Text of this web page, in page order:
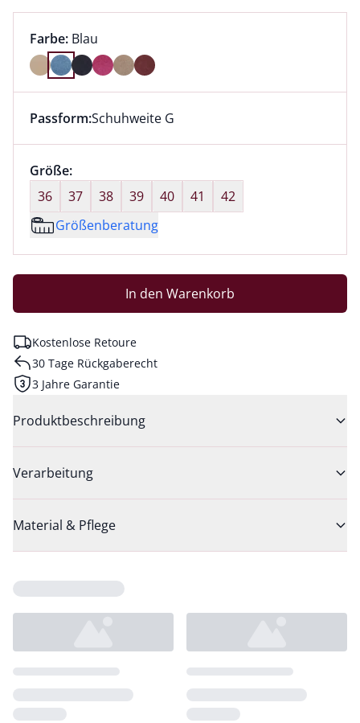
Farbauswahl:
Farbe: aktuell ausgewählt:
Blau
Farbe Blau ausgewählt
Dieser Artikel hat die Passform Schuhweite G. für
Passform:Schuhweite G
Größenauswahl:
Größe:nichts ausgewählt
36
37 38 39 40 41
42
Größenberatung
In den Warenkorb
Kostenlose Retoure
30 Tage Rückgaberecht
3 Jahre Garantie
Produktbeschreibung
Verarbeitung
Material & Pflege